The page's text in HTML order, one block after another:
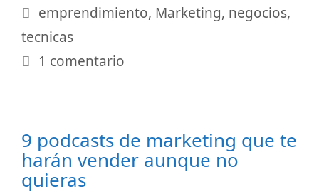
Etiquetas
emprendimiento, Marketing, negocios,
tecnicas
1 comentario
9 podcasts de marketing que te
harán vender aunque no
quieras